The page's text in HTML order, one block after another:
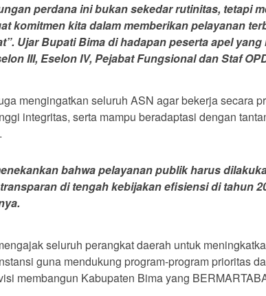
perdana ini bukan sekedar rutinitas, tetapi
komitmen kita dalam memberikan pelayanan
Ujar Bupati Bima di hadapan peserta apel
III, Eselon IV, Pejabat Fungsional dan Staf
mengingatkan seluruh ASN agar bekerja secara
integritas, serta mampu beradaptasi dengan
bahwa pelayanan publik harus
di tengah kebijakan efisiensi di tahun
seluruh perangkat daerah untuk
guna mendukung program-program prioritas
membangun Kabupaten Bima yang